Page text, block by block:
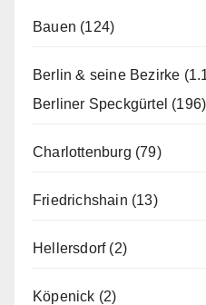
Bauen (124)
Berlin & seine Bezirke
Berliner Speckgürtel (196)
Charlottenburg (79)
Friedrichshain (13)
Hellersdorf(2)
Köpenick (2)